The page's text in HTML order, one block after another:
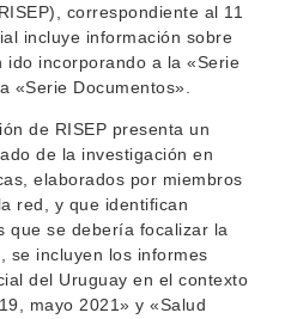
correspondiente al 11
incluye información sobre
ido incorporando a la «Serie
«Serie Documentos».
de RISEP presenta un
de la investigación en
elaborados por miembros
red, y que identifican
que se debería focalizar la
se incluyen los informes
del Uruguay en el contexto
mayo 2021» y «Salud